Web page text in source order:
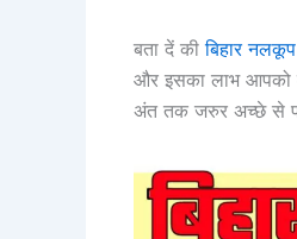
बता दें कीबिहार
और इसका लाभ आपको
अंत तक जरुर अच्छे से